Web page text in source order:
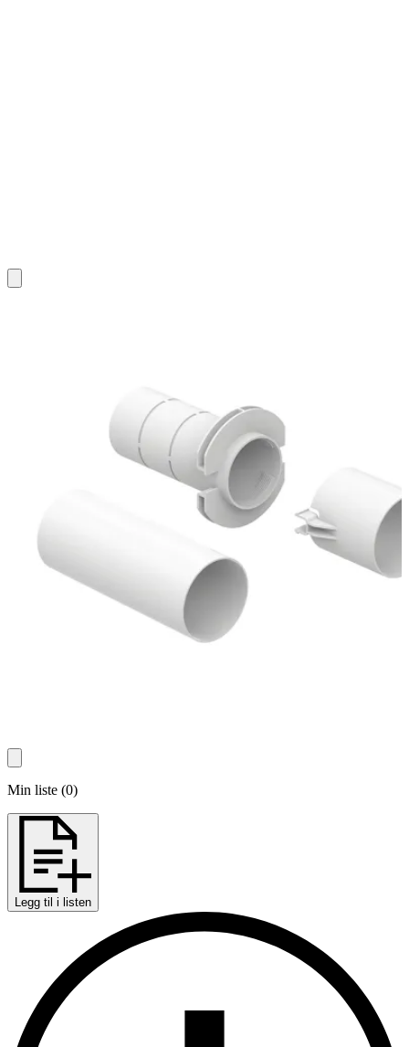
Min liste (0)
Legg til i listen